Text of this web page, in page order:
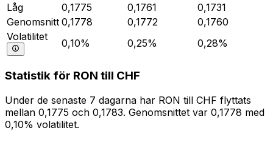
Låg
0,1775 0,1761
0,1731
Genomsnitt 0,1778 0,1772
0,1760
Volatilitet
0,10% 0,25% 0,28%
Statistik för RON till CHF
Under de senaste 7 dagarna har RON till CHF flyttats
mellan 0,1775 och 0,1783. Genomsnittet var 0,1778 med
0,10% volatilitet.